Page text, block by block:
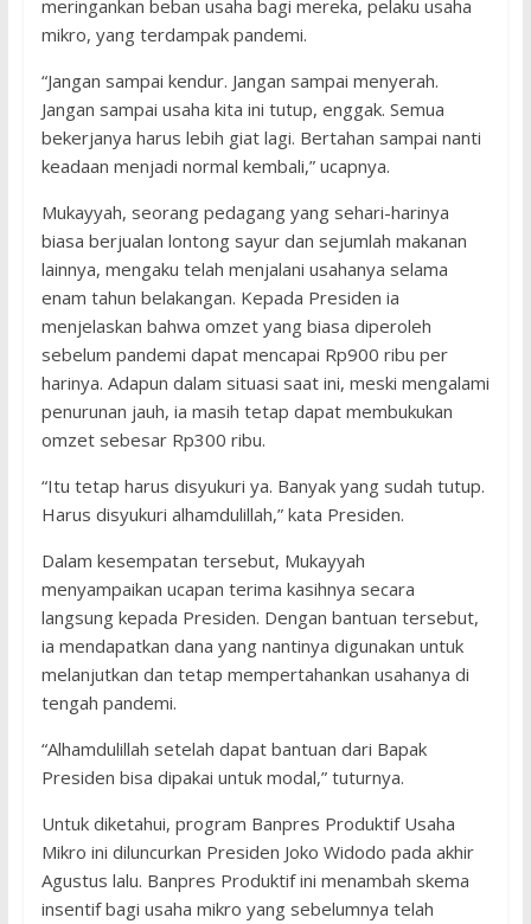
meringankan beban usaha bagi mereka, pelaku usaha
mikro, yang terdampak pandemi.
“Jangan sampai kendur. Jangan sampai menyerah.
Jangan sampai usaha kita ini tutup, enggak. Semua
bekerjanya harus lebih giat lagi. Bertahan sampai nanti
keadaan menjadi normal kembali,” ucapnya.
Mukayyah, seorang pedagang yang sehari-harinya
biasa berjualan lontong sayur dan sejumlah makanan
lainnya, mengaku telah menjalani usahanya selama
enam tahun belakangan. Kepada Presiden ia
menjelaskan bahwa omzet yang biasa diperoleh
sebelum pandemi dapat mencapai Rp900 ribu per
harinya. Adapun dalam situasi saat ini, meski mengalami
penurunan jauh, ia masih tetap dapat membukukan
omzet sebesar Rp300 ribu.
“Itu tetap harus disyukuri ya. Banyak yang sudah tutup.
Harus disyukuri alhamdulillah,” kata Presiden.
Dalam kesempatan tersebut, Mukayyah
menyampaikan ucapan terima kasihnya secara
langsung kepada Presiden. Dengan bantuan tersebut,
ia mendapatkan dana yang nantinya digunakan untuk
melanjutkan dan tetap mempertahankan usahanya di
tengah pandemi.
“Alhamdulillah setelah dapat bantuan dari Bapak
Presiden bisa dipakai untuk modal,” tuturnya.
Untuk diketahui, program Banpres Produktif Usaha
Mikro ini diluncurkan Presiden Joko Widodo pada akhir
Agustus lalu. Banpres Produktif ini menambah skema
insentif bagi usaha mikro yang sebelumnya telah